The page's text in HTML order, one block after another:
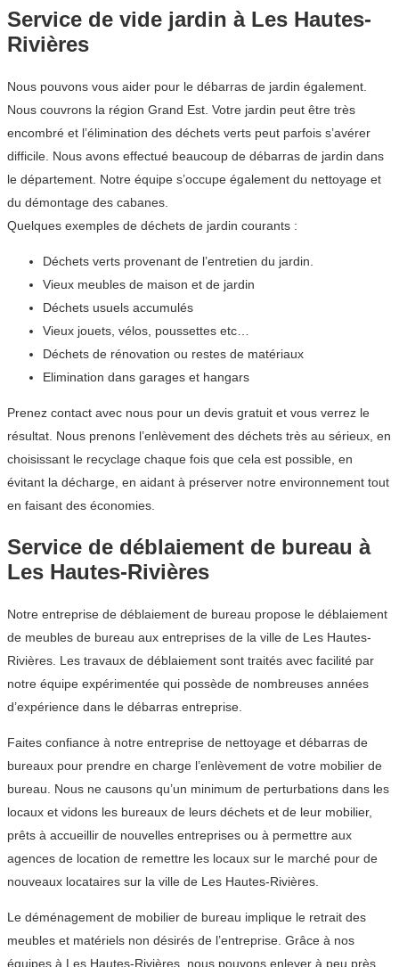
Service de vide jardin à Les Hautes-
Rivières
Nous pouvons vous aider pour le débarras de jardin également.
Nous couvrons la région Grand Est. Votre jardin peut être très
encombré et l’élimination des déchets verts peut parfois s’avérer
difficile. Nous avons effectué beaucoup de débarras de jardin dans
le département. Notre équipe s’occupe également du nettoyage et
du démontage des cabanes.
Quelques exemples de déchets de jardin courants :
Déchets verts provenant de l’entretien du jardin.
Vieux meubles de maison et de jardin
Déchets usuels accumulés
Vieux jouets, vélos, poussettes etc…
Déchets de rénovation ou restes de matériaux
Elimination dans garages et hangars
Prenez contact avec nous pour un devis gratuit et vous verrez le
résultat. Nous prenons l’enlèvement des déchets très au sérieux, en
choisissant le recyclage chaque fois que cela est possible, en
évitant la décharge, en aidant à préserver notre environnement tout
en faisant des économies.
Service de déblaiement de bureau à
Les Hautes-Rivières
Notre entreprise de déblaiement de bureau propose le déblaiement
de meubles de bureau aux entreprises de la ville de Les Hautes-
Rivières. Les travaux de déblaiement sont traités avec facilité par
notre équipe expérimentée qui possède de nombreuses années
d’expérience dans le débarras entreprise.
Faites confiance à notre entreprise de nettoyage et débarras de
bureaux pour prendre en charge l’enlèvement de votre mobilier de
bureau. Nous ne causons qu’un minimum de perturbations dans les
locaux et vidons les bureaux de leurs déchets et de leur mobilier,
prêts à accueillir de nouvelles entreprises ou à permettre aux
agences de location de remettre les locaux sur le marché pour de
nouveaux locataires sur la ville de Les Hautes-Rivières.
Le déménagement de mobilier de bureau implique le retrait des
meubles et matériels non désirés de l’entreprise. Grâce à nos
équipes à Les Hautes-Rivières, nous pouvons enlever à peu près